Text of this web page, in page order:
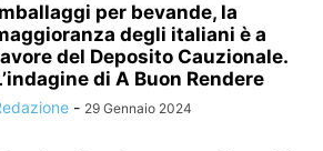
per bevande, la
degli italiani è a
del Deposito Cauzionale.
di A Buon Rendere
- 29 Gennaio 2024